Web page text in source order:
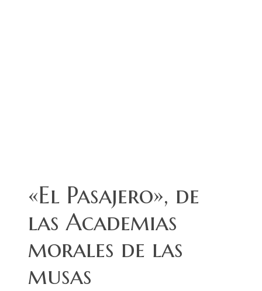
«El Pasajero», de
las Academias
morales de las
musas